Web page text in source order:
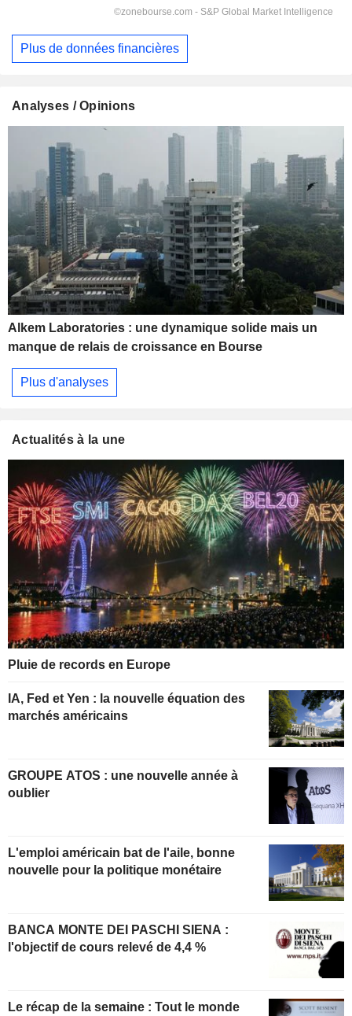
Plus de données financières
Analyses / Opinions
Alkem Laboratories : une dynamique solide mais un
manque de relais de croissance en Bourse
Plus d'analyses
Actualités à la une
Pluie de records en Europe
IA, Fed et Yen : la nouvelle équation des
marchés américains
GROUPE ATOS : une nouvelle année à
oublier
L'emploi américain bat de l'aile, bonne
nouvelle pour la politique monétaire
BANCA MONTE DEI PASCHI SIENA :
l'objectif de cours relevé de 4,4 %
Le récap de la semaine : Tout le monde